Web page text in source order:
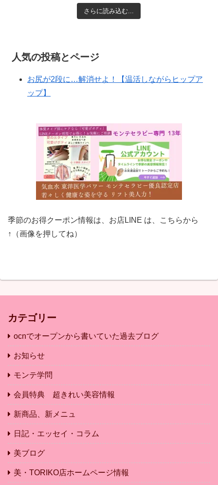
さらに読み込む...
人気の投稿とページ
お尻が2段に…解消せよ！【温活しながらヒップア
ップ】
季節のお得クーポン情報は、お店LINE は、こちらから
↑（画像を押してね）
カテゴリー
ocnでオープンから書いていた過去ブログ
お知らせ
モンテ学問
会員特典 超きれい美容情報
新商品、新メニュ
日記・エッセイ・コラム
美ブログ
美・TORIKO店ホームページ情報